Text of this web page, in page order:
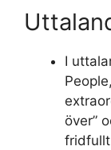
I
över”